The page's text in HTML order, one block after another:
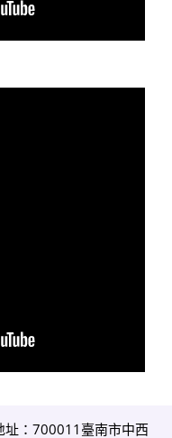
：700011臺南市中西